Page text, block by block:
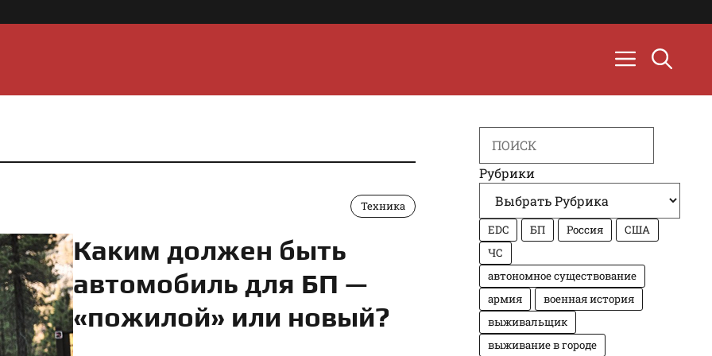
Техника
Каким должен быть
автомобиль для БП —
«пожилой» или новый?
Рубрики
EDC БП Россия
США
ЧС
автономное существование
армия
военная история
выживальщик
выживание в городе